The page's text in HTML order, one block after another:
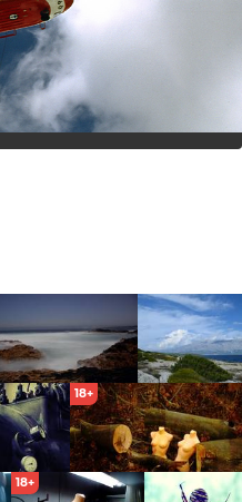
18+
18+